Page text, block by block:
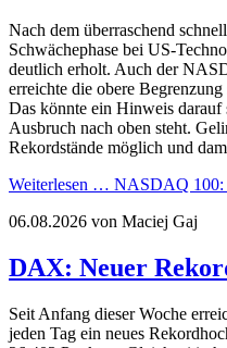
Nach dem überraschend
Schwächephase bei US-
deutlich erholt. Auch der
erreichte die obere
Das könnte ein Hinweis darauf
Ausbruch nach oben steht.
Rekordstände möglich und
Weiterlesen … NASDAQ 100:
06.08.2026 von Maciej Gaj
DAX: Neuer
Seit Anfang dieser Woche
jeden Tag ein neues